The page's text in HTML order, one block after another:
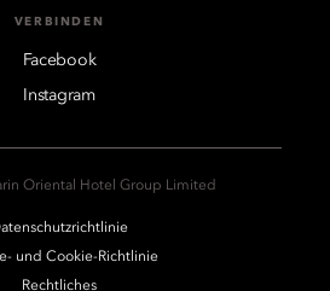
VERBINDEN
Facebook
Instagram
Oriental Hotel Group Limited
und Cookie-Richtlinie
Rechtliches